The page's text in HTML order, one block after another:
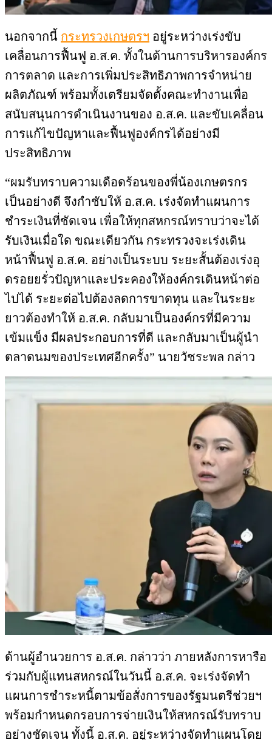
นอกจากนี้ กระทรวงเกษตรฯ อยู่ระหว่างเร่งขับ
เคลื่อนการฟื้นฟู อ.ส.ค. ทั้งในด้านการบริหารองค์กร
การตลาด และการเพิ่มประสิทธิภาพการจำหน่าย
ผลิตภัณฑ์ พร้อมทั้งเตรียมจัดตั้งคณะทำงานเพื่อ
สนับสนุนการดำเนินงานของ อ.ส.ค. และขับเคลื่อน
การแก้ไขปัญหาและฟื้นฟูองค์กรได้อย่างมี
ประสิทธิภาพ
“ผมรับทราบความเดือดร้อนของพี่น้องเกษตรกร
เป็นอย่างดี จึงกำชับให้ อ.ส.ค. เร่งจัดทำแผนการ
ชำระเงินที่ชัดเจน เพื่อให้ทุกสหกรณ์ทราบว่าจะได้
รับเงินเมื่อใด ขณะเดียวกัน กระทรวงจะเร่งเดิน
หน้าฟื้นฟู อ.ส.ค. อย่างเป็นระบบ ระยะสั้นต้องเร่งอุ
ดรอยยรั่วปัญหาและประคองให้องค์กรเดินหน้าต่อ
ไปได้ ระยะต่อไปต้องลดการขาดทุน และในระยะ
ยาวต้องทำให้ อ.ส.ค. กลับมาเป็นองค์กรที่มีความ
เข้มแข็ง มีผลประกอบการที่ดี และกลับมาเป็นผู้นำ
ตลาดนมของประเทศอีกครั้ง” นายวัชระพล กล่าว
ด้านผู้อำนวยการ อ.ส.ค. กล่าวว่า ภายหลังการหารือ
ร่วมกับผู้แทนสหกรณ์ในวันนี้ อ.ส.ค. จะเร่งจัดทำ
แผนการชำระหนี้ตามข้อสั่งการของรัฐมนตรีช่วยฯ
พร้อมกำหนดกรอบการจ่ายเงินให้สหกรณ์รับทราบ
อย่างชัดเจน ทั้งนี้ อ.ส.ค. อยู่ระหว่างจัดทำแผนโดย